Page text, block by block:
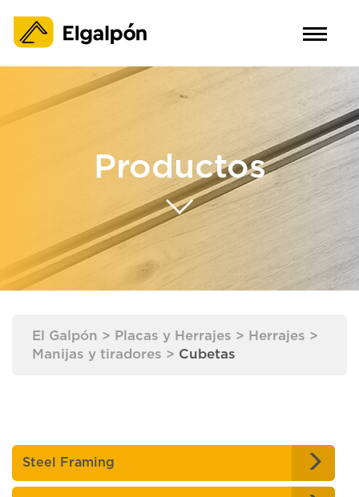
Productos
El Galpón > Placas y Herrajes > Herrajes >
Manijas y tiradores > Cubetas
Steel Framing